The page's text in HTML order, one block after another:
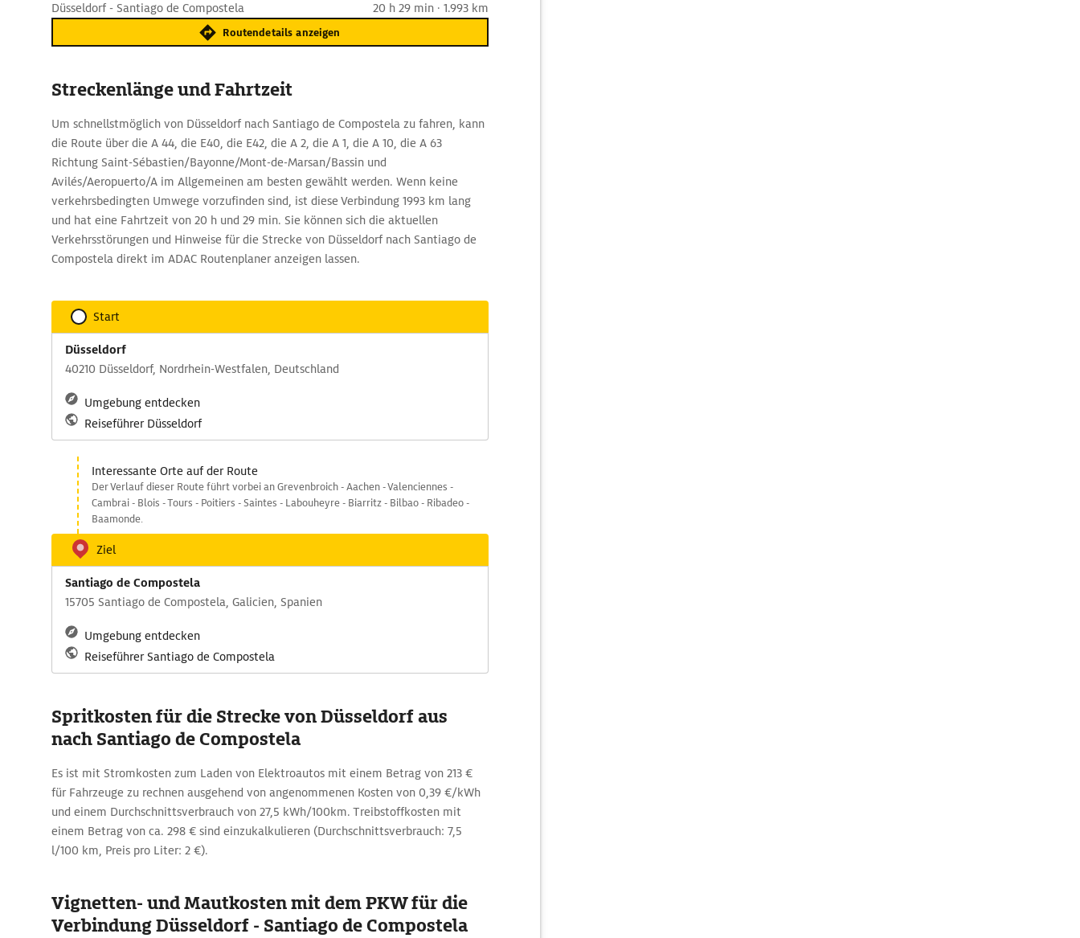
Düsseldorf - Santiago de Compostela 20 h 29 min · 1.993 km
Routendetails anzeigen
Streckenlänge und Fahrtzeit
Um schnellstmöglich von Düsseldorf nach Santiago de Compostela zu fahren, kann
die Route über die A 44, die E40, die E42, die A 2, die A 1, die A 10, die A 63
Richtung Saint-Sébastien/Bayonne/Mont-de-Marsan/Bassin und
Avilés/Aeropuerto/A im Allgemeinen am besten gewählt werden. Wenn keine
verkehrsbedingten Umwege vorzufinden sind, ist diese Verbindung 1993 km lang
und hat eine Fahrtzeit von 20 h und 29 min. Sie können sich die aktuellen
Verkehrsstörungen und Hinweise für die Strecke von Düsseldorf nach Santiago de
Compostela direkt im ADAC Routenplaner anzeigen lassen.
Start
Düsseldorf
40210 Düsseldorf, Nordrhein-Westfalen, Deutschland
Umgebung entdecken
Reiseführer Düsseldorf
Interessante Orte auf der Route
Der Verlauf dieser Route führt vorbei an Grevenbroich - Aachen - Valenciennes -
Cambrai - Blois - Tours - Poitiers - Saintes - Labouheyre - Biarritz - Bilbao - Ribadeo -
Baamonde.
Ziel
Santiago de Compostela
15705 Santiago de Compostela, Galicien, Spanien
Umgebung entdecken
Reiseführer Santiago de Compostela
Spritkosten für die Strecke von Düsseldorf aus
nach Santiago de Compostela
Es ist mit Stromkosten zum Laden von Elektroautos mit einem Betrag von 213 €
für Fahrzeuge zu rechnen ausgehend von angenommenen Kosten von 0,39 €/kWh
und einem Durchschnittsverbrauch von 27,5 kWh/100km. Treibstoffkosten mit
einem Betrag von ca. 298 € sind einzukalkulieren (Durchschnittsverbrauch: 7,5
l/100 km, Preis pro Liter: 2 €).
Vignetten- und Mautkosten mit dem PKW für die
Verbindung Düsseldorf - Santiago de Compostela